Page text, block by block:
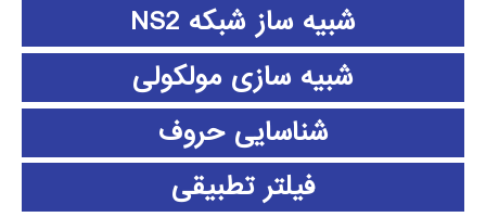
شبیه ساز شبکه NS2
شبیه سازی مولکولی
شناسایی حروف
فیلتر تطبیقی